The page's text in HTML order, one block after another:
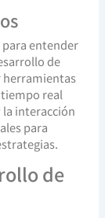
para entender
de
herramientas
real
interacción
para
de